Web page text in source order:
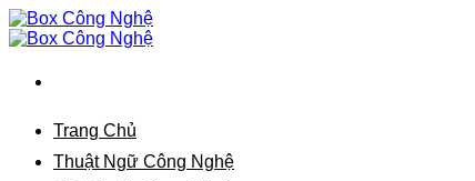
Bỏ
qua
dung
Trang Chủ
Thuật Ngữ Công Nghệ